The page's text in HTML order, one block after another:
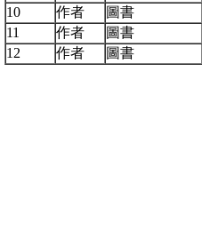
10
作者 圖書
11
作者 圖書
12
作者 圖書